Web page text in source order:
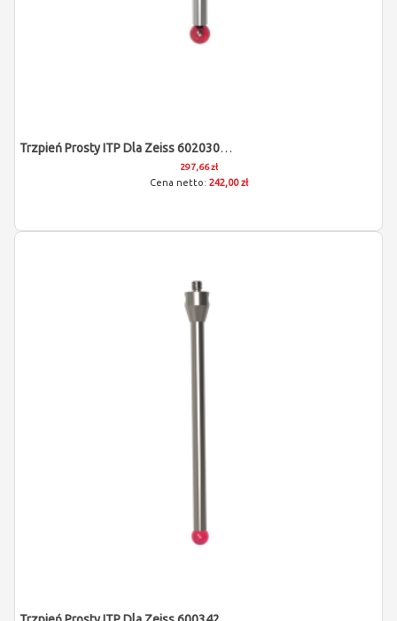
Trzpień Prosty ITP Dla Zeiss 602030-9016-000
297,66 zł
242,00 zł